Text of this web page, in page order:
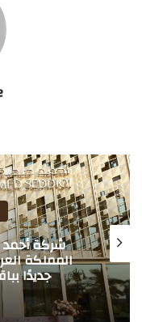
شركة
المملكة
جديدًا